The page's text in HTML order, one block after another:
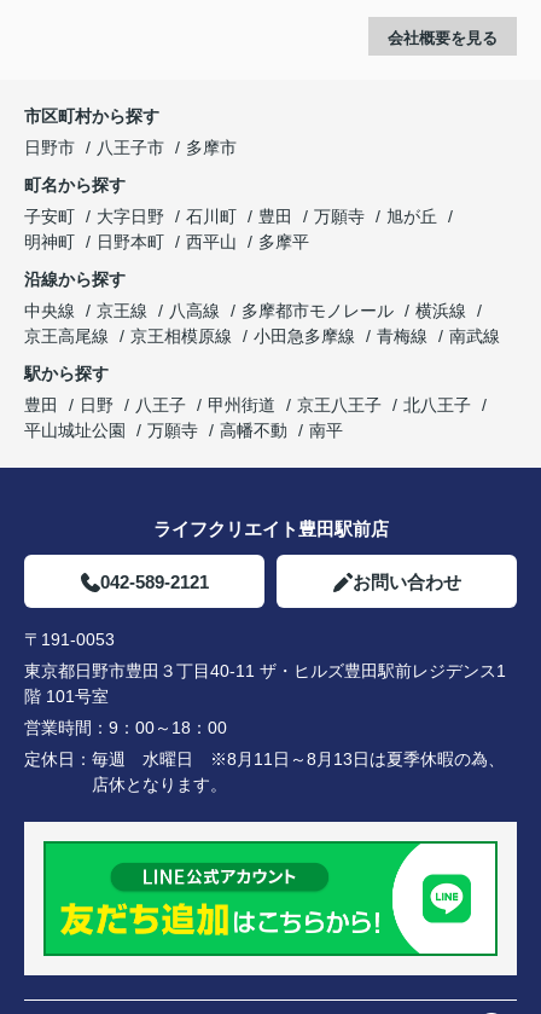
会社概要を見る
市区町村から探す
日野市
八王子市
多摩市
町名から探す
子安町
大字日野 石川町 豊田 万願寺
旭が丘
明神町
日野本町 西平山
多摩平
沿線から探す
中央線
京王線 八高線 多摩都市モノレール
横浜線
京王高尾線
京王相模原線 小田急多摩線 青梅線
南武線
駅から探す
豊田
日野 八王子 甲州街道 京王八王子
北八王子
平山城址公園
万願寺 高幡不動 南平
ライフクリエイト豊田駅前店
042-589-2121 お問い合わせ
〒191-0053
東京都日野市豊田３丁目40-11 ザ・ヒルズ豊田駅前レジデンス1
階 101号室
営業時間： 9：00～18：00
定休日： 毎週 水曜日 ※8月11日～8月13日は夏季休暇の為、
店休となります。